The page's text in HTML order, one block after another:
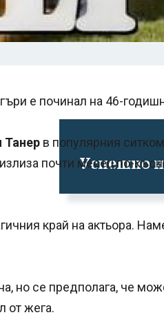
Успешно
е починал на 46-
Танер в популярния
почти месец по-
край на актьора.
но се предполага, че
от жега.